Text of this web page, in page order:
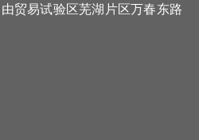
贸易试验区芜湖片区万春东路